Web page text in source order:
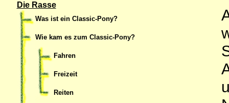
Die Rasse
Was ist ein Classic-Pony?
Wie kam es zum Classic-Pony?
Fahren
Freizeit
Reiten